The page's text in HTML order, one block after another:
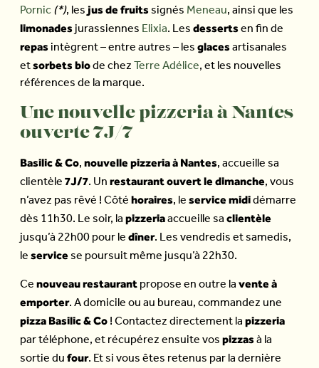
Pornic (*), lesjus de fruitssignés Meneau, ainsi que les
limonadesjurassiennes Elixia. Les dessertsen fin de
repasintègrent – entre autres – les glacesartisanales
etsorbets biode chez Terre Adélice, et les nouvelles
références de la marque.
Une nouvelle pizzeria à Nantes
ouverte 7J/7
Basilic & Co, nouvelle pizzeria à Nantes, accueille sa
clientèle 7J/7. Un restaurant ouvert le dimanche, vous
n’avez pas rêvé ! Côté horaires, le service mididémarre
dès 11h30. Le soir, la pizzeriaaccueille sa clientèle
jusqu’à 22h00 pour le dîner. Les vendredis et samedis,
le servicese poursuit même jusqu’à 22h30.
Ce nouveau restaurantpropose en outre la vente à
emporter. A domicile ou au bureau, commandez une
pizza Basilic & Co! Contactez directement la pizzeria
par téléphone, et récupérez ensuite vos pizzasà la
sortie du four. Et si vous êtes retenus par la dernière